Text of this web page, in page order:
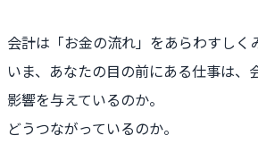
会計は「お金の流れ」をあらわすしく
いま、あなたの目の前にある仕事は、
影響を与えているのか。
どうつながっているのか。